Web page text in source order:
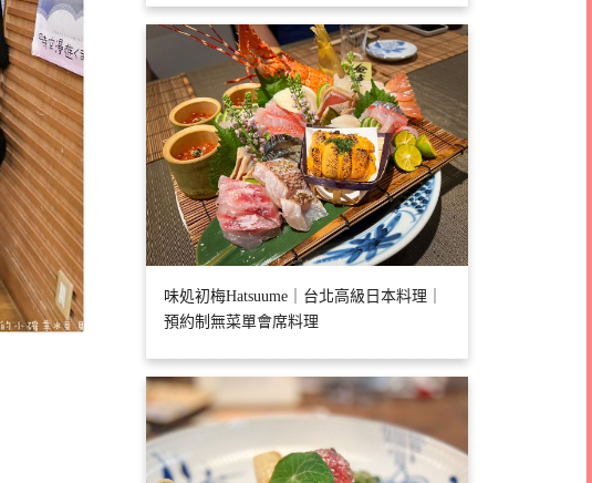
味処初梅Hatsuume｜台北高級日本料理｜
預約制無菜單會席料理